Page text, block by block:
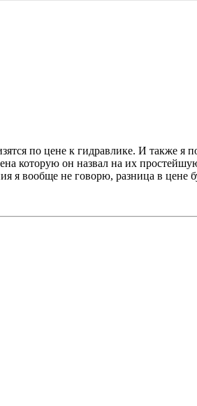
по цене к гидравлике. И также я
которую он назвал на их
я вообще не говорю, разница в цене